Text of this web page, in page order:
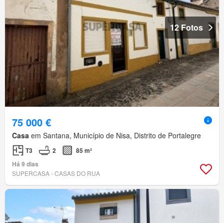
12 Fotos
75 000 €
Casa em Santana, Município de Nisa, Distrito de Portalegre
T3 2
85 m²
Há 9 dias
SUPERCASA - CASAS DO RUA